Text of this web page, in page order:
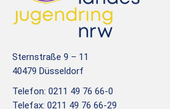
Sternstraße 9 – 11
40479 Düsseldorf
Telefon: 0211 49 76 66-0
Telefax: 0211 49 76 66-29